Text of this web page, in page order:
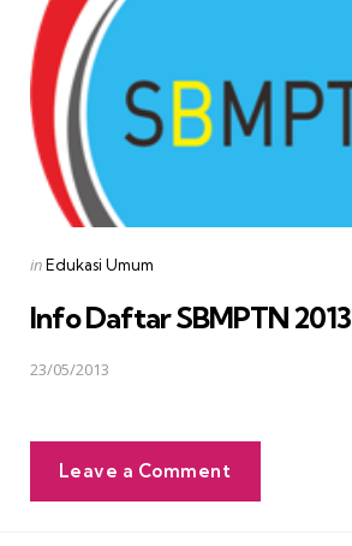
Posted
inEdukasi Umum
Info Daftar SBMPTN 2013
23/05/2013
Leave a Comment